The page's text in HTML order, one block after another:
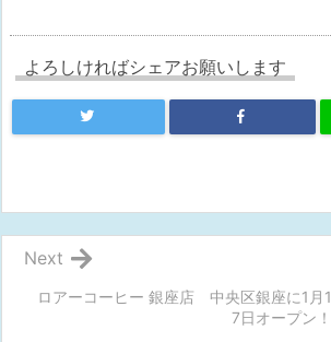
よろしければシェアお願いします
ロアーコーヒー 銀座店 中央区銀座に1月1
7日オープン！
Next